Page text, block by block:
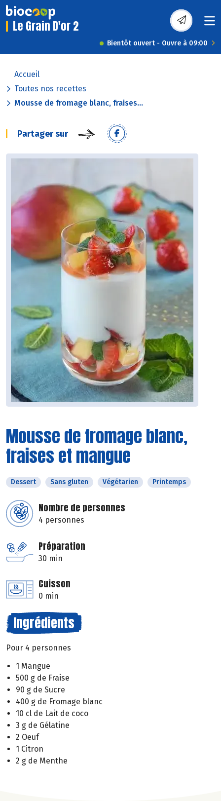
Le Grain D'or 2
Bientôt ouvert - Ouvre à 09:00
Accueil
Toutes nos recettes
Mousse de fromage blanc, fraises...
Partager sur
Mousse de fromage blanc,
fraises et mangue
Dessert Sans gluten Végétarien Printemps
Nombre de personnes
4 personnes
Préparation
30 min
Cuisson
0 min
Ingrédients
Pour 4 personnes
1 Mangue
500 g de Fraise
90 g de Sucre
400 g de Fromage blanc
10 cl de Lait de coco
3 g de Gélatine
2 Oeuf
1 Citron
2 g de Menthe